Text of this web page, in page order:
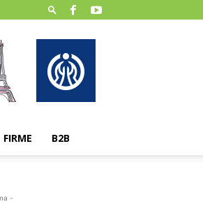
FIRME B2B
-